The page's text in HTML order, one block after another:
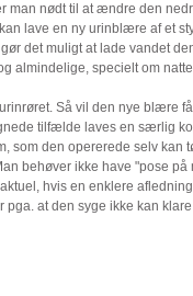
nødt til at ændre den
lave en ny urinblære af et
det muligt at lade vandet
almindelige, specielt om
Så vil den nye blære
tilfælde laves en særlig
som den opererede selv kan
behøver ikke have "pose på
hvis en enklere
at den syge ikke kan